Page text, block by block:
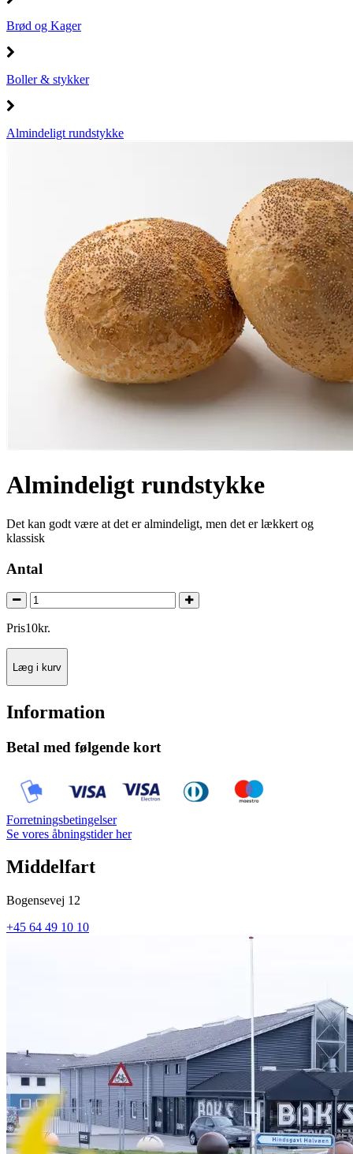
Brød og Kager
Boller & stykker
Almindeligt rundstykke
Almindeligt rundstykke
Det kan godt være at det er almindeligt, men det er lækkert og
klassisk
Antal
Pris10kr.
Læg i kurv
Information
Betal med følgende kort
Forretningsbetingelser
Se vores åbningstider her
Middelfart
Bogensevej 12
+45 64 49 10 10